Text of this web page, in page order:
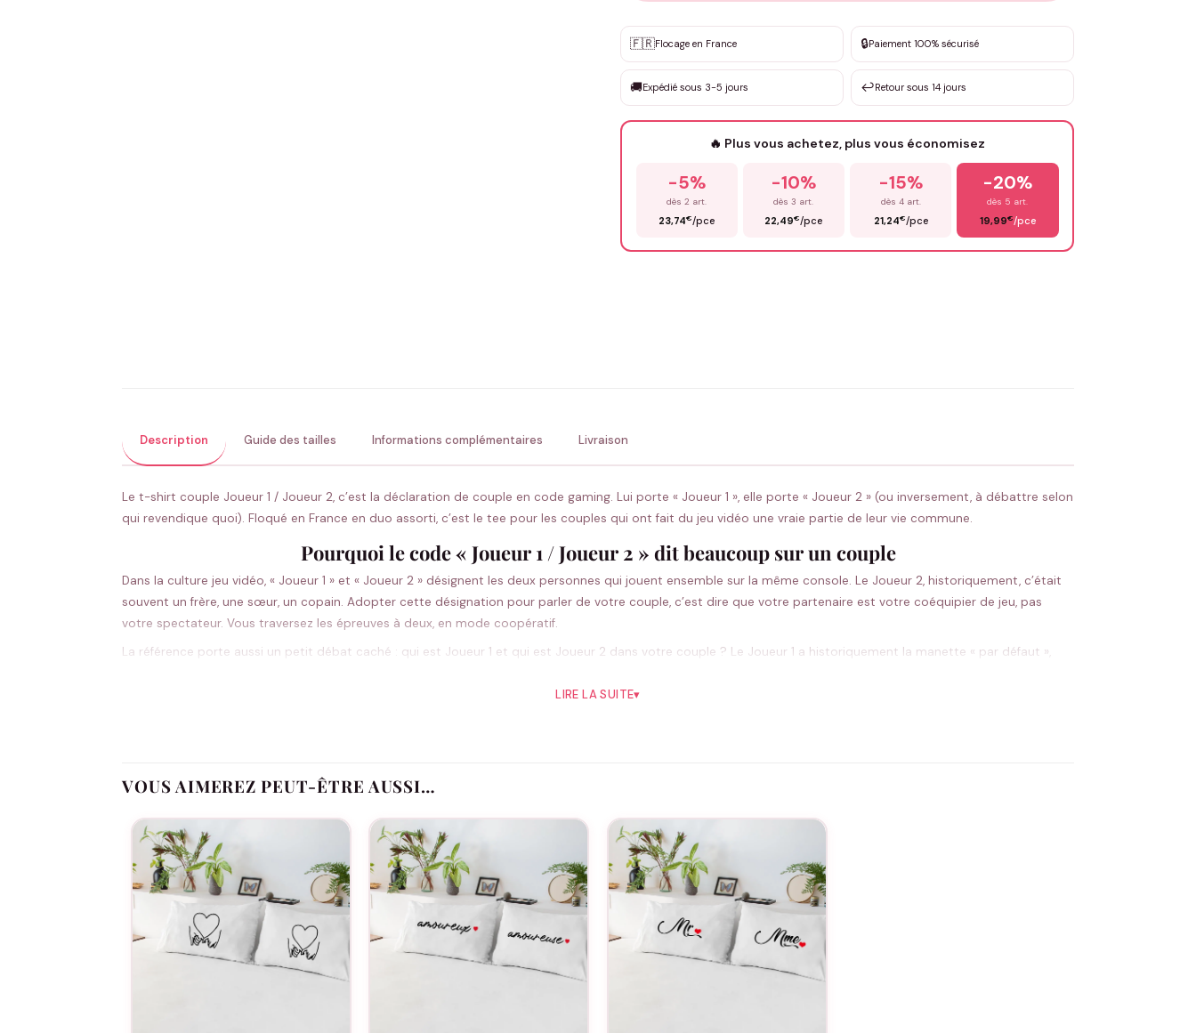
✨ Personnalisation sur mesure
DEVIS GRATUIT · Personnalisation de 3 à 10€ selon la demande
Que souhaitez-vous ?
🇫🇷Flocage en France 🔒Paiement 100% sécurisé
🚚Expédié sous 3-5 jours ↩️Retour sous 14 jours
🔥 Plus vous achetez, plus vous économisez
-5%
dès 2 art.
23,74€/pce
-10%
dès 3 art.
22,49€/pce
-15%
dès 4 art.
21,24€/pce
-20%
dès 5 art.
19,99€/pce
Description Guide des tailles Informations complémentaires Livraison
Le t-shirt couple Joueur 1 / Joueur 2, c’est la déclaration de couple en code gaming. Lui porte « Joueur 1 », elle porte « Joueur 2 » (ou inversement, à débattre selon
qui revendique quoi). Floqué en France en duo assorti, c’est le tee pour les couples qui ont fait du jeu vidéo une vraie partie de leur vie commune.
Pourquoi le code « Joueur 1 / Joueur 2 » dit beaucoup sur un couple
Dans la culture jeu vidéo, « Joueur 1 » et « Joueur 2 » désignent les deux personnes qui jouent ensemble sur la même console. Le Joueur 2, historiquement, c’était
souvent un frère, une sœur, un copain. Adopter cette désignation pour parler de votre couple, c’est dire que votre partenaire est votre coéquipier de jeu, pas
votre spectateur. Vous traversez les épreuves à deux, en mode coopératif.
La référence porte aussi un petit débat caché : qui est Joueur 1 et qui est Joueur 2 dans votre couple ? Le Joueur 1 a historiquement la manette « par défaut »,
L’usage typique : à la maison pour les soirées gaming partagées, en convention de jeux vidéo, en soirée chez des amis joueurs. Le motif fonctionne
Côté entretien c’est du classique : 100% coton, lavage à 30°C, repassage sur l’envers pour préserver le flocage. Détails dans les onglets ci-dessous.
Questions fréquentes
Le t-shirt couple Joueur 1 Joueur 2 est-il personnalisable ?
Non, les inscriptions Joueur 1 et Joueur 2 sont floquées à l’identique sur le duo. Pas de personnalisation possible.
LIRE LA SUITE▾
VOUS AIMEREZ PEUT-ÊTRE AUSSI…